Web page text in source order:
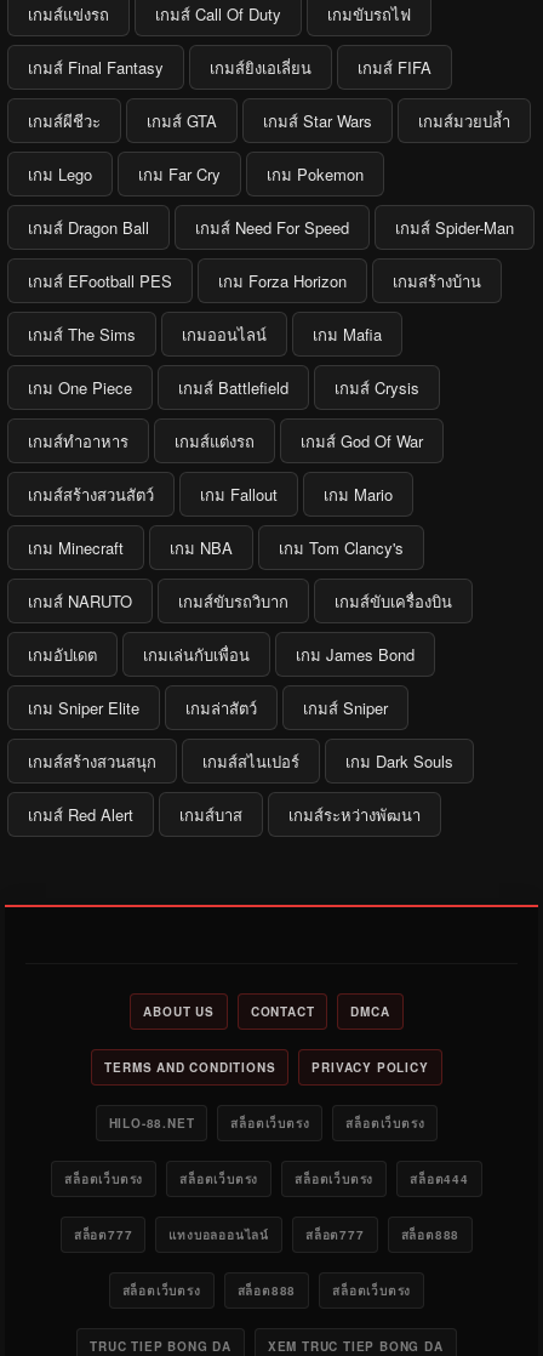
เกมส์แข่งรถ เกมส์ Call Of Duty เกมขับรถไฟ
เกมส์ Final Fantasy เกมส์ยิงเอเลี่ยน เกมส์ FIFA
เกมส์ผีชีวะ เกมส์ GTA เกมส์ Star Wars เกมส์มวยปล้ำ
เกม Lego เกม Far Cry เกม Pokemon
เกมส์ Dragon Ball เกมส์ Need For Speed เกมส์ Spider-Man
เกมส์ EFootball PES เกม Forza Horizon เกมสร้างบ้าน
เกมส์ The Sims เกมออนไลน์ เกม Mafia
เกม One Piece เกมส์ Battlefield เกมส์ Crysis
เกมส์ทำอาหาร เกมส์แต่งรถ เกมส์ God Of War
เกมส์สร้างสวนสัตว์ เกม Fallout เกม Mario
เกม Minecraft เกม NBA เกม Tom Clancy's
เกมส์ NARUTO เกมส์ขับรถวิบาก เกมส์ขับเครื่องบิน
เกมอัปเดต เกมเล่นกับเพื่อน เกม James Bond
เกม Sniper Elite เกมล่าสัตว์ เกมส์ Sniper
เกมส์สร้างสวนสนุก เกมส์สไนเปอร์ เกม Dark Souls
เกมส์ Red Alert เกมส์บาส เกมส์ระหว่างพัฒนา
ABOUT US CONTACT DMCA
TERMS AND CONDITIONS PRIVACY POLICY
HILO-88.NET สล็อตเว็บตรง สล็อตเว็บตรง
สล็อตเว็บตรง สล็อตเว็บตรง สล็อตเว็บตรง สล็อต444
สล็อต777 แทงบอลออนไลน์ สล็อต777 สล็อต888
สล็อตเว็บตรง สล็อต888 สล็อตเว็บตรง
TRUC TIEP BONG DA XEM TRUC TIEP BONG DA